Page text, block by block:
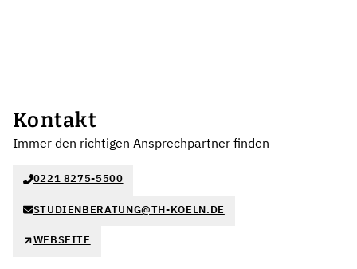
Kontakt
Immer den richtigen Ansprechpartner finden
0221 8275-5500
STUDIENBERATUNG@TH-KOELN.DE
WEBSEITE